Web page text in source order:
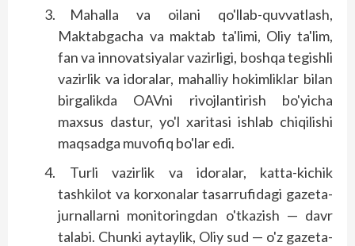
Mahalla va oilani qo'llab-quvvatlash,
Maktabgacha va maktab ta'limi, Oliy ta'lim,
fan va innovatsiyalar vazirligi, boshqa tegishli
vazirlik va idoralar, mahalliy hokimliklar bilan
birgalikda OAVni rivojlantirish bo'yicha
maxsus das­tur, yo'l xaritasi ishlab chiqilishi
maqsadga muvofiq bo'lar edi.
Turli vazirlik va idoralar, katta-kichik
tashkilot va korxonalar tasarrufidagi gazeta-
jurnallarni monitoringdan o'tkazish — davr
talabi. Chunki aytaylik, Oliy sud — o'z gazeta-